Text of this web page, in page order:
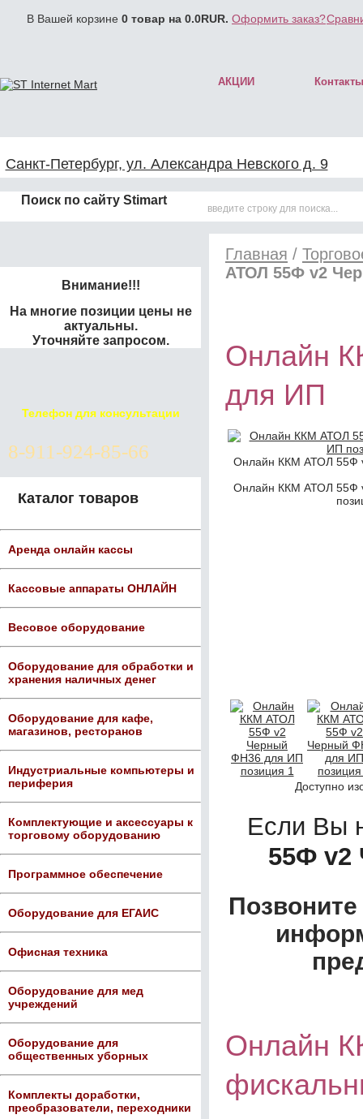
В Вашей корзине 0 товар на 0.0RUR. Оформить заказ?
АКЦИИ Контакты
Санкт-Петербург, ул. Александра Невского д. 9
Поиск по сайту Stimart
Внимание!!!
На многие позиции цены не
актуальны.
Уточняйте запросом.
Телефон для консультации
8-911-924-85-66
Каталог товаров
Аренда онлайн кассы
Кассовые аппараты ОНЛАЙН
Весовое оборудование
Оборудование для обработки и
хранения наличных денег
Оборудование для кафе,
магазинов, ресторанов
Индустриальные компьютеры и
периферия
Комплектующие и аксессуары к
торговому оборудованию
Программное обеспечение
Оборудование для ЕГАИС
Офисная техника
Оборудование для мед
учреждений
Оборудование для
общественных уборных
Комплекты доработки,
преобразователи, переходники
Главная /
АТОЛ 55Ф v2
Онлайн
для ИП
Онлайн ККМ АТОЛ 55Ф
Онлайн ККМ АТОЛ 55Ф
Доступно
Если Вы
55Ф v2
Онлайн